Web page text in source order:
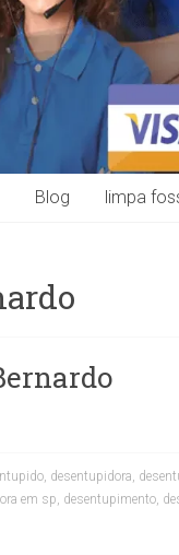
Blog limpa
, desentupidora,
em sp, desentupimento,